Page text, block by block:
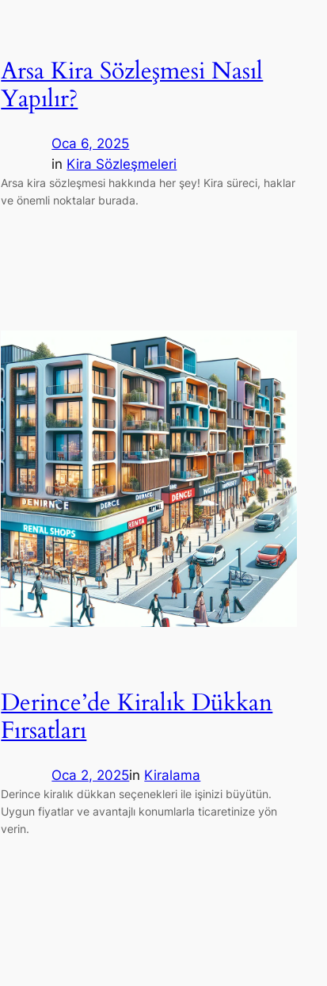
Arsa Kira Sözleşmesi Nasıl
Yapılır?
Oca 6, 2025
in Kira Sözleşmeleri
Arsa kira sözleşmesi hakkında her şey! Kira süreci, haklar
ve önemli noktalar burada.
Derince’de Kiralık Dükkan
Fırsatları
Oca 2, 2025in Kiralama
Derince kiralık dükkan seçenekleri ile işinizi büyütün.
Uygun fiyatlar ve avantajlı konumlarla ticaretinize yön
verin.